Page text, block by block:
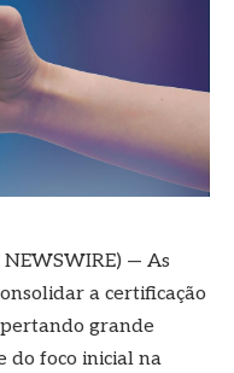
NEWSWIRE) — As
a certificação
grande
do foco inicial na